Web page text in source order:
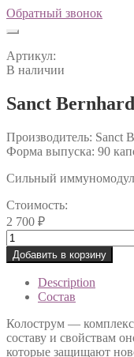
Обратный звонок
Артикул:
В наличии
Sanct
Производитель: Sanct
Форма выпуска: 90
Сильный
Стоимость:
2 700 ₽
Sanct
Bernhard
-
Колострум
quantity
Добавить в корзину
Description
Состав
Колострум —
составу и свойствам
которые защищают